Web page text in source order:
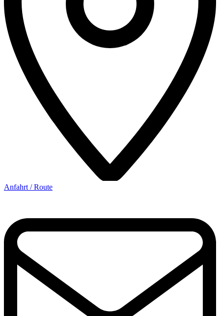
Anfahrt / Route